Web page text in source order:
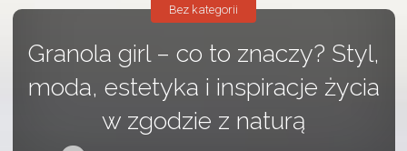
Granola girl – co to znaczy? Styl,
moda, estetyka i inspiracje życia
w zgodzie z naturą
Bez kategorii